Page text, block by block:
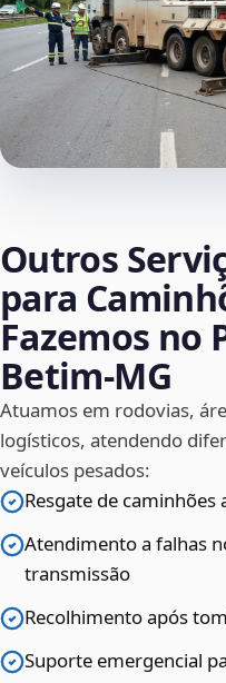
Outros
para
Fazemos no
Betim‑MG
Atuamos em rodovias,
logísticos, atendendo
veículos pesados:
Resgate de
Atendimento a falhas
transmissão
Recolhimento após
Suporte emergencial